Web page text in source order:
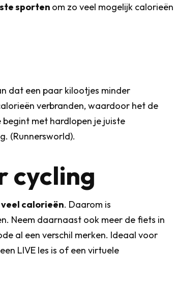
sporten om zo veel mogelijk calorieën
dat een paar kilootjes minder
verbranden, waardoor het de
met hardlopen je juiste
(Runnersworld).
cycling
veel calorieën. Daarom is
Neem daarnaast ook meer de fiets in
al een verschil merken. Ideaal voor
LIVE les is of een virtuele